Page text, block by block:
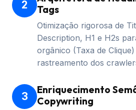
2
Tags
Otimização rigorosa de
Description, H1 e H2s
orgânico (Taxa de
rastreamento dos
3
Enriquecimento
Copywriting